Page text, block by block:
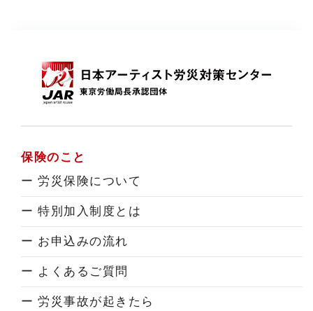
保険のこと
ー 労災保険について
ー 特別加入制度とは
ー お申込みの流れ
ー よくあるご質問
ー 労災事故が起きたら